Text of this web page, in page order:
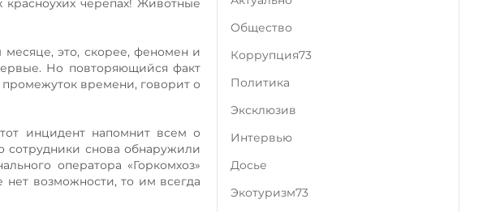
это, скорее, феномен и
Но повторяющийся факт
времени, говорит о
инцидент напомнит всем о
снова обнаружили
оператора «Горкомхоз»
возможности, то им всегда
Общество
Коррупция73
Политика
Эксклюзив
Интервью
Досье
Экотуризм73